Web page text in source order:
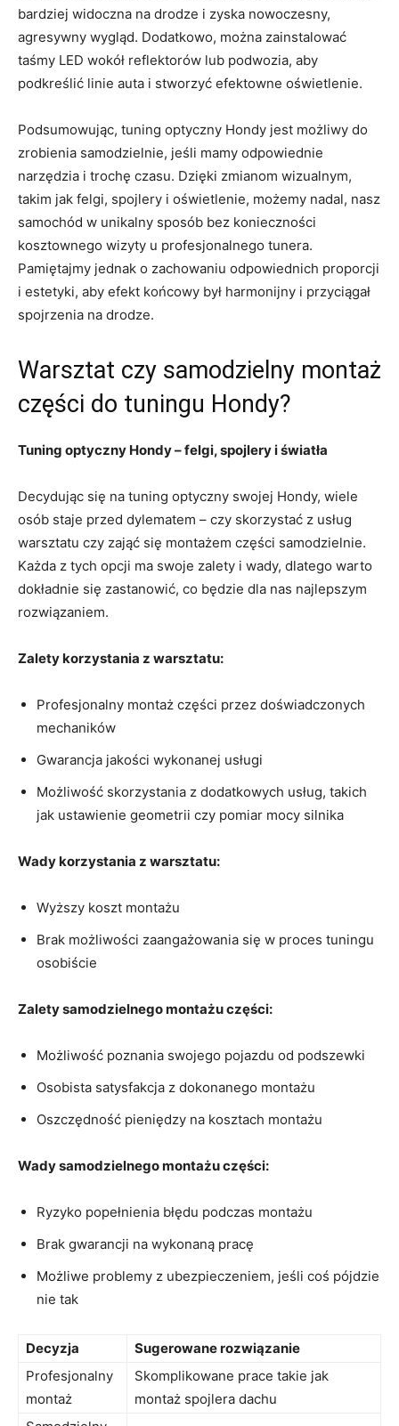
bardziej widoczna na drodze i zyska nowoczesny,
agresywny ⁢wygląd. Dodatkowo, można⁢ zainstalować
taśmy LED wokół reflektorów lub podwozia, aby
podkreślić linie⁢ auta i stworzyć efektowne oświetlenie.
Podsumowując, tuning optyczny ⁢Hondy jest ⁣możliwy do
⁣zrobienia samodzielnie, ⁢jeśli mamy odpowiednie
narzędzia i trochę czasu. Dzięki zmianom ​wizualnym,
takim jak‍ felgi, spojlery i oświetlenie, możemy​ nadal, nasz
samochód w⁢ unikalny​ sposób bez konieczności
kosztownego wizyty u profesjonalnego​ tunera.
Pamiętajmy ⁤jednak o zachowaniu odpowiednich proporcji
i estetyki, aby efekt końcowy był⁤ harmonijny i ‍przyciągał
spojrzenia‌ na drodze.
Warsztat czy samodzielny montaż
⁢części do tuningu ⁣Hondy?
Tuning optyczny Hondy – felgi,⁣ spojlery i​ światła
Decydując ​się na tuning optyczny swojej Hondy, wiele
‍osób staje przed ⁣dylematem – czy skorzystać z usług
warsztatu‍ czy zająć się montażem​ części samodzielnie.
Każda z tych opcji⁢ ma⁣ swoje zalety i wady, dlatego ⁤warto‍
dokładnie się zastanowić, co będzie dla ⁤nas najlepszym
rozwiązaniem.
Zalety korzystania z warsztatu:
Profesjonalny montaż części przez ⁤doświadczonych
mechaników
Gwarancja ​jakości wykonanej usługi
Możliwość skorzystania​ z dodatkowych⁢ usług, takich
jak ustawienie geometrii czy pomiar mocy silnika
Wady korzystania z warsztatu:
Wyższy⁣ koszt montażu
Brak możliwości zaangażowania⁢ się w proces tuningu
osobiście
Zalety samodzielnego montażu części:
Możliwość poznania swojego pojazdu od podszewki
Osobista satysfakcja z dokonanego ​montażu
Oszczędność pieniędzy na kosztach montażu
Wady samodzielnego montażu części:
Ryzyko popełnienia błędu podczas montażu
Brak gwarancji ⁢na wykonaną pracę
Możliwe problemy z ubezpieczeniem, jeśli coś ⁣pójdzie
nie tak
Decyzja
Sugerowane rozwiązanie
Profesjonalny
montaż
Skomplikowane prace takie ⁤jak
montaż ‍spojlera ⁣dachu